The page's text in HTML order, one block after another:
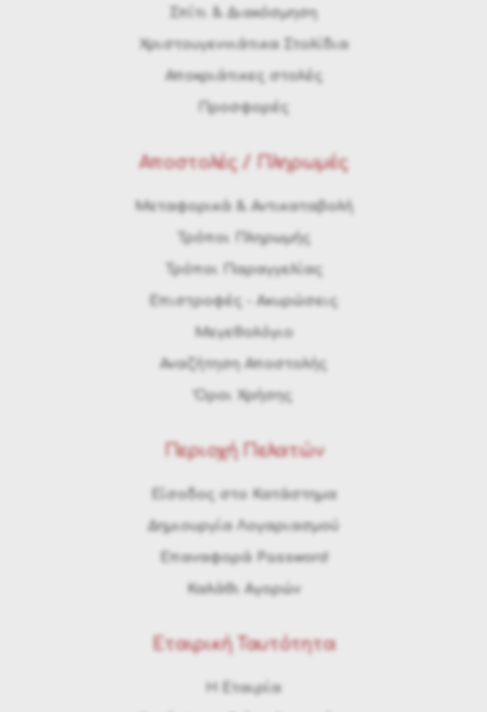
Σπίτι & Διακόσμηση
Χριστουγεννιάτικα Στολίδια
Αποκριάτικες στολές
Προσφορές
Αποστολές / Πληρωμές
Μεταφορικά & Αντικαταβολή
Τρόποι Πληρωμής
Τρόποι Παραγγελίας
Eπιστροφές - Ακυρώσεις
Μεγεθολόγιο
Αναζήτηση Αποστολής
Όροι Χρήσης
Περιοχή Πελατών
Είσοδος στο Κατάστημα
Δημιουργία Λογαριασμού
Επαναφορά Password
Καλάθι Αγορών
Εταιρική Ταυτότητα
H Εταιρία